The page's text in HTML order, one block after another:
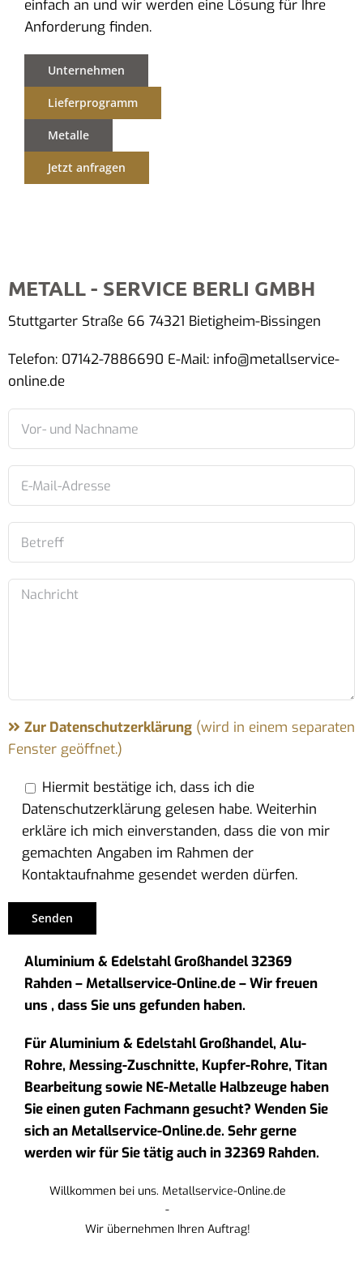
einfach an und wir werden eine Lösung für Ihre
Anforderung finden.
Unternehmen
Lieferprogramm
Metalle
Jetzt anfragen
METALL - SERVICE BERLI GMBH
Stuttgarter Straße 66 74321 Bietigheim-Bissingen
Telefon: 07142-7886690 E-Mail: info@metallservice-
online.de
Zur Datenschutzerklärung(wird in einem separaten
Fenster geöffnet.)
Hiermit bestätige ich, dass ich die
Datenschutzerklärung gelesen habe. Weiterhin
erkläre ich mich einverstanden, dass die von mir
gemachten Angaben im Rahmen der
Kontaktaufnahme gesendet werden dürfen.
Aluminium & Edelstahl Großhandel 32369
Rahden – Metallservice-Online.de – Wir freuen
uns , dass Sie uns gefunden haben.
Für Aluminium & Edelstahl Großhandel, Alu-
Rohre, Messing-Zuschnitte, Kupfer-Rohre, Titan
Bearbeitung sowie NE-Metalle Halbzeuge haben
Sie einen guten Fachmann gesucht? Wenden Sie
sich an Metallservice-Online.de. Sehr gerne
werden wir für Sie tätig auch in 32369 Rahden.
Willkommen bei uns. Metallservice-Online.de
-
Wir übernehmen Ihren Auftrag!